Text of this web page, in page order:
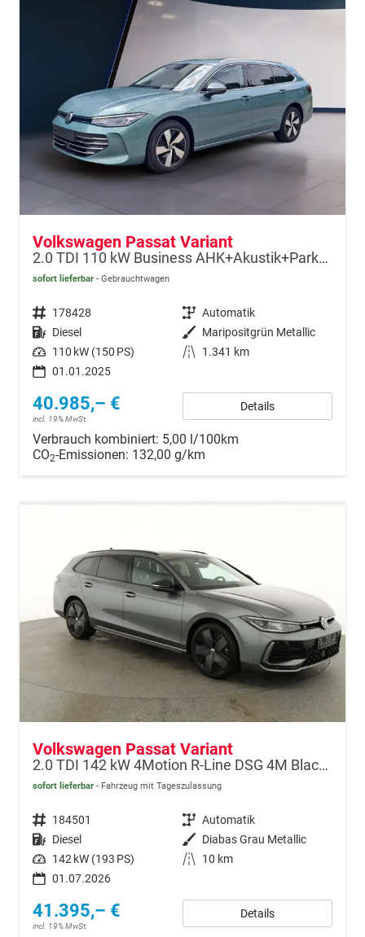
Volkswagen Passat Variant
2.0 TDI 110 kW Business AHK+Akustik+ParkPro
sofort lieferbar Gebrauchtwagen
Fahrzeugnr. 178428 Getriebe Automatik
Kraftstoff Diesel Außenfarbe Maripositgrün Metallic
Leistung 110 kW (150 PS) Kilometerstand
1.341 km
01.01.2025
40.985,– €
incl. 19% MwSt.
Details
Verbrauch kombiniert: 5,00 l/100km
CO2-Emissionen: 132,00 g/km
Volkswagen Passat Variant
2.0 TDI 142 kW 4Motion R-Line DSG 4M Black, AHK, IQ.Light, HUD, 19-Zoll, AreaView, Navi, Side
sofort lieferbar Fahrzeug mit Tageszulassung
Fahrzeugnr. 184501 Getriebe Automatik
Kraftstoff Diesel Außenfarbe Diabas Grau Metallic
Leistung 142 kW (193 PS) Kilometerstand
10 km
01.07.2026
41.395,– €
incl. 19% MwSt.
Details